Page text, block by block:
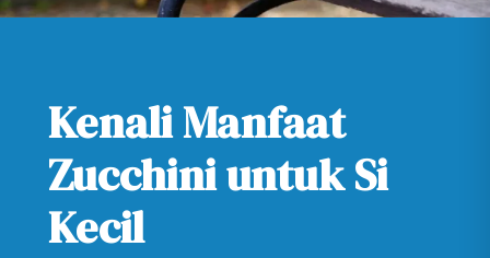
Kenali Manfaat
Zucchini untuk Si
Kecil